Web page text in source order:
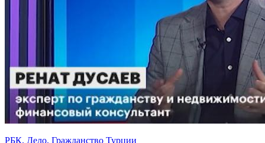
РБК. Дело. Гражданство Турции